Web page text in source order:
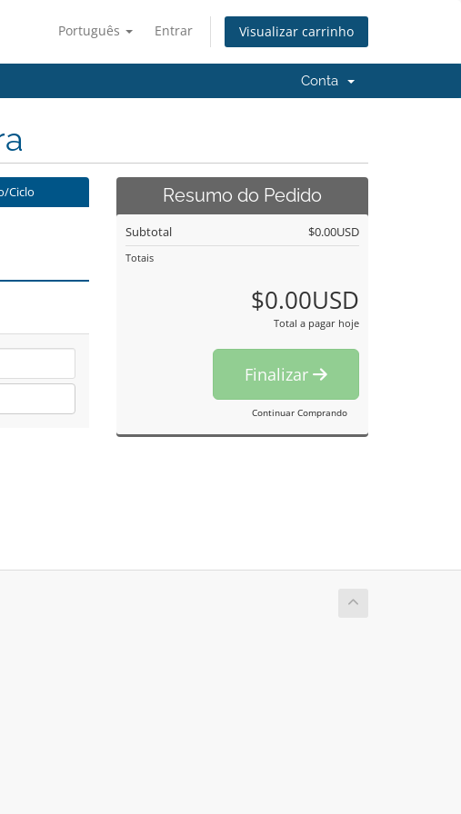
Português Entrar Visualizar carrinho
Conta
Ciclo Resumo do Pedido
Subtotal $0.00USD
Totais
$0.00USD
Total a pagar hoje
Finalizar
Continuar Comprando